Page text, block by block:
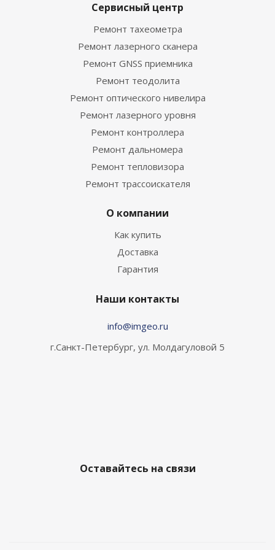
Сервисный центр
Ремонт тахеометра
Ремонт лазерного сканера
Ремонт GNSS приемника
Ремонт теодолита
Ремонт оптического нивелира
Ремонт лазерного уровня
Ремонт контроллера
Ремонт дальномера
Ремонт тепловизора
Ремонт трассоискателя
О компании
Как купить
Доставка
Гарантия
Наши контакты
info@imgeo.ru
г.Санкт-Петербург, ул. Молдагуловой 5
Оставайтесь на связи